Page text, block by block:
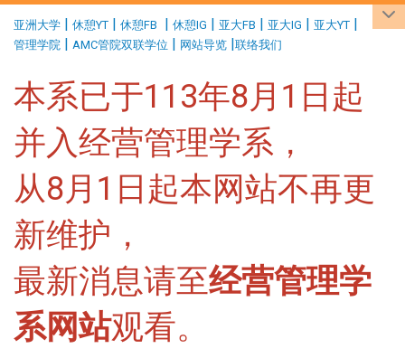
亚洲大学 | 休憩YT | 休憩FB | 休憩IG | 亚大FB | 亚大IG | 亚大YT |
管理学院 | AMC管院双联学位 | 网站导览 |联络我们
本系已于113年8月1日起
并入经营管理学系，
从8月1日起本网站不再更
新维护，
最新消息请至经营管理学
系网站观看。